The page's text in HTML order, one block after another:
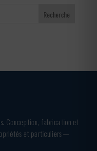
Recherche
Conception, fabrication et
et particuliers —